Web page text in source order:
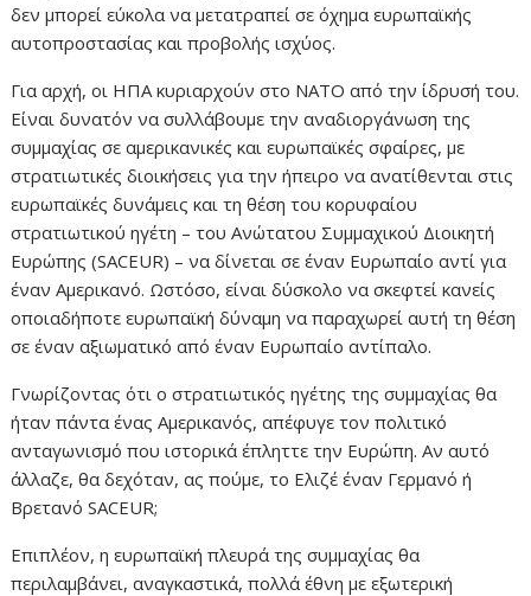
δεν μπορεί εύκολα να μετατραπεί σε όχημα ευρωπαϊκής
αυτοπροστασίας και προβολής ισχύος.
Για αρχή, οι ΗΠΑ κυριαρχούν στο ΝΑΤΟ από την ίδρυσή του.
Είναι δυνατόν να συλλάβουμε την αναδιοργάνωση της
συμμαχίας σε αμερικανικές και ευρωπαϊκές σφαίρες, με
στρατιωτικές διοικήσεις για την ήπειρο να ανατίθενται στις
ευρωπαϊκές δυνάμεις και τη θέση του κορυφαίου
στρατιωτικού ηγέτη – του Ανώτατου Συμμαχικού Διοικητή
Ευρώπης (SACEUR) – να δίνεται σε έναν Ευρωπαίο αντί για
έναν Αμερικανό. Ωστόσο, είναι δύσκολο να σκεφτεί κανείς
οποιαδήποτε ευρωπαϊκή δύναμη να παραχωρεί αυτή τη θέση
σε έναν αξιωματικό από έναν Ευρωπαίο αντίπαλο.
Γνωρίζοντας ότι ο στρατιωτικός ηγέτης της συμμαχίας θα
ήταν πάντα ένας Αμερικανός, απέφυγε τον πολιτικό
ανταγωνισμό που ιστορικά έπληττε την Ευρώπη. Αν αυτό
άλλαζε, θα δεχόταν, ας πούμε, το Ελιζέ έναν Γερμανό ή
Βρετανό SACEUR;
Επιπλέον, η ευρωπαϊκή πλευρά της συμμαχίας θα
περιλαμβάνει, αναγκαστικά, πολλά έθνη με εξωτερική